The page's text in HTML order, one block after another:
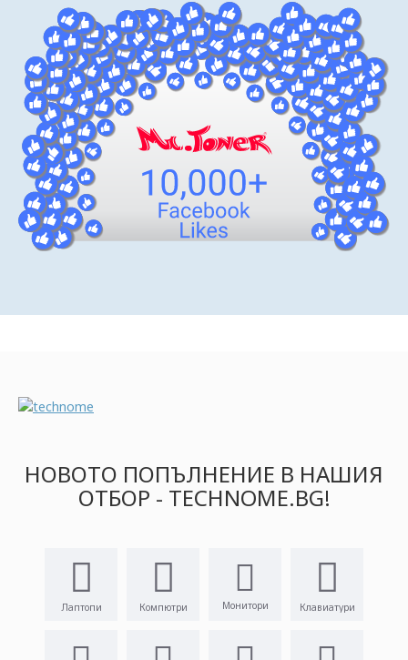
НОВОТО ПОПЪЛНЕНИЕ В НАШИЯ
ОТБОР - TECHNOME.BG!
Лаптопи Компютри Монитори Клавиатури